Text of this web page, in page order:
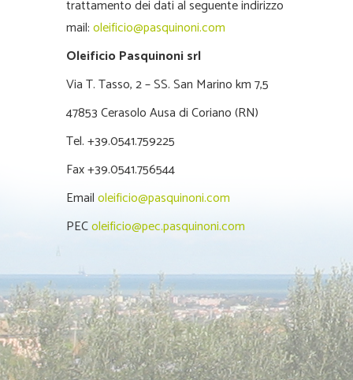
trattamento dei dati al seguente indirizzo
mail:oleificio@pasquinoni.com
Oleificio Pasquinoni srl
Via T. Tasso, 2 – SS. San Marino km 7,5
47853 Cerasolo Ausa di Coriano (RN)
Tel. +39.0541.759225
Fax +39.0541.756544
Emailoleificio@pasquinoni.com
PEColeificio@pec.pasquinoni.com